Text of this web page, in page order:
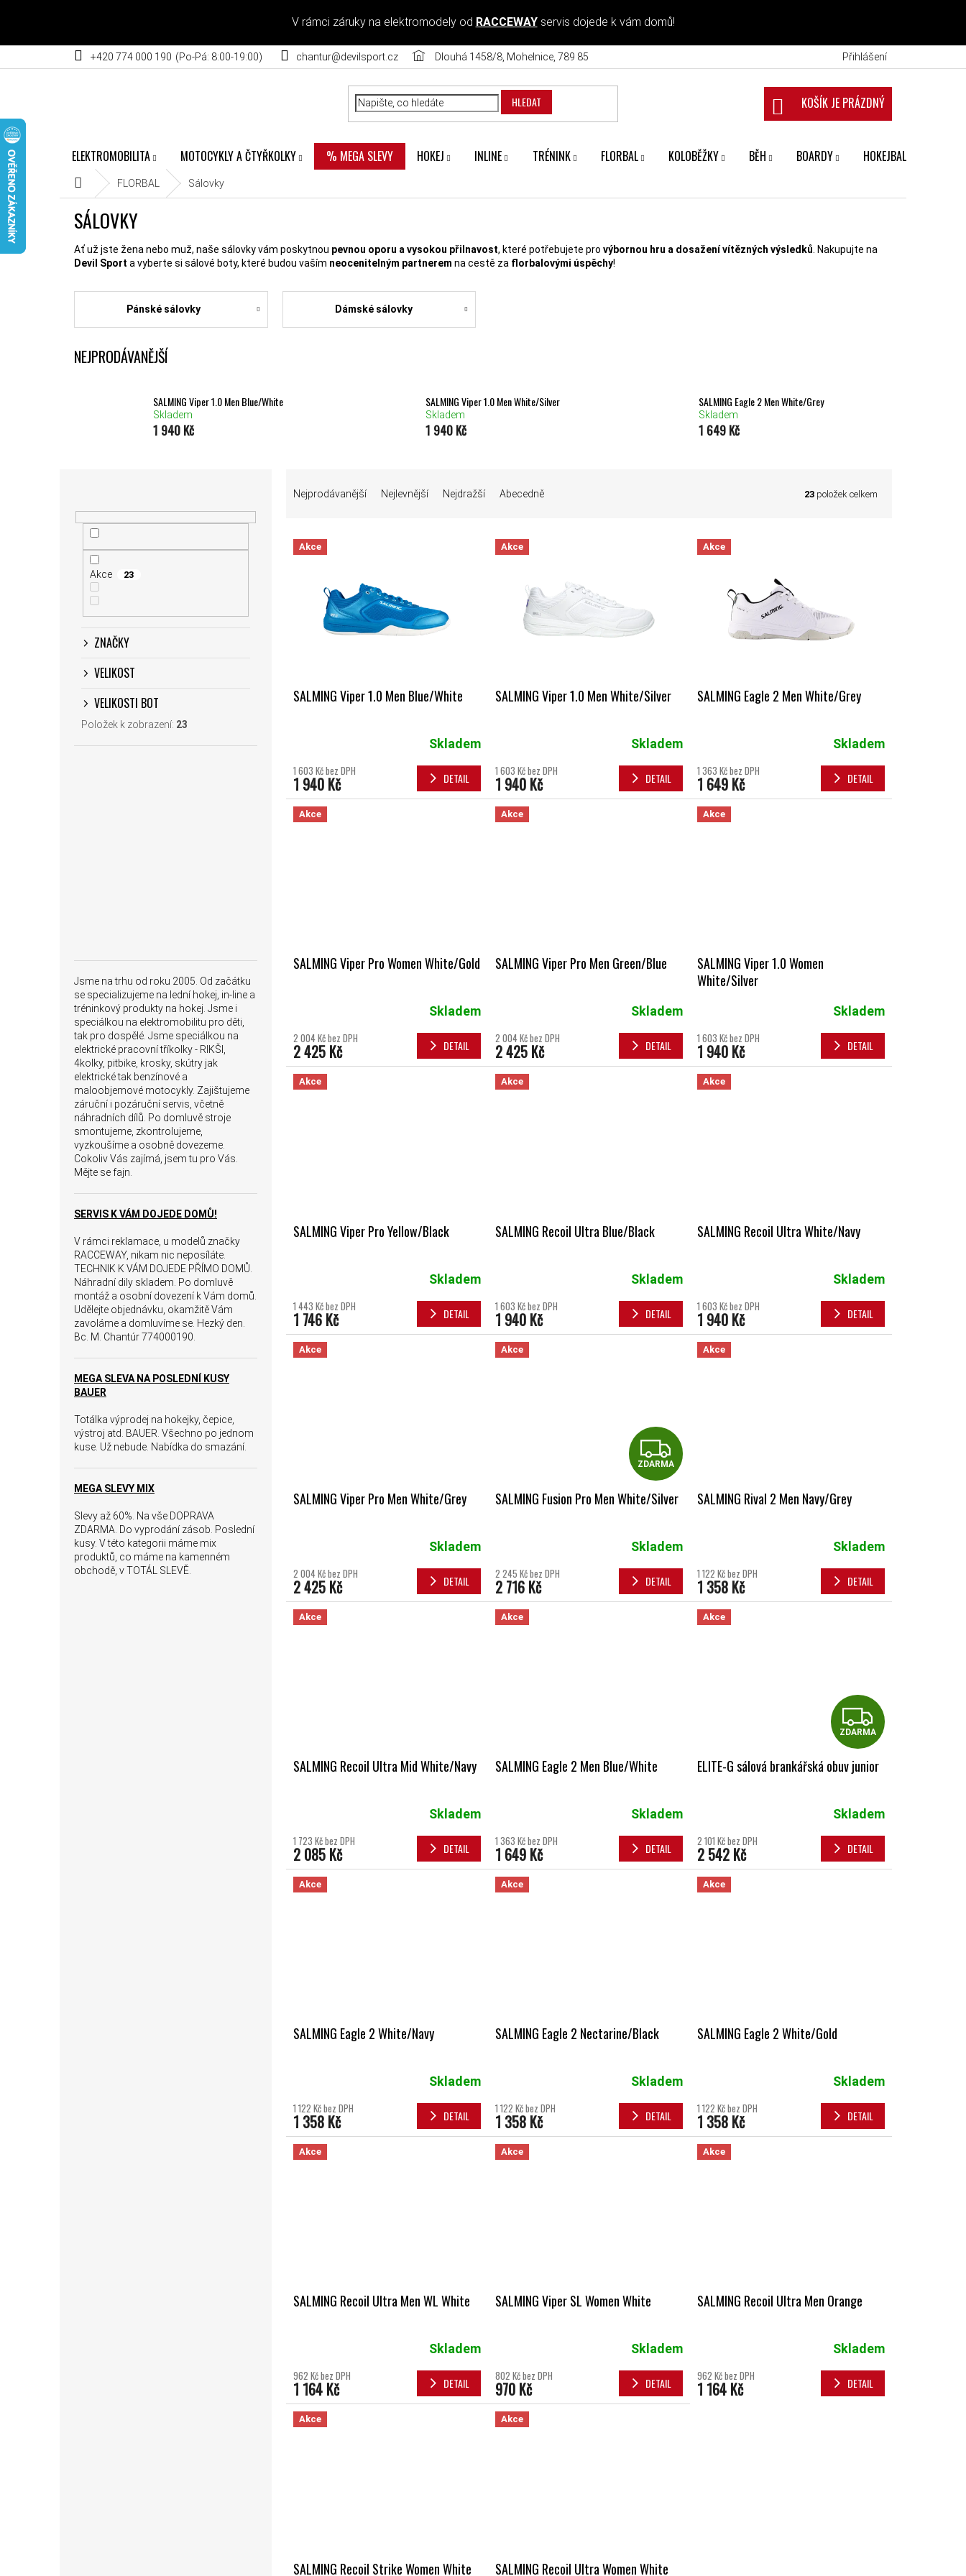
V rámci záruky na elektromodely od RACCEWAYservis dojede k vám domů!
+420 774 000 190 chantur@devilsport.cz Dlouhá 1458/8, Mohelnice, 789 85 Přihlášení
HLEDAT NÁKUPNÍ KOŠÍK
ELEKTROMOBILITA MOTOCYKLY A ČTYŘKOLKY % MEGA SLEVY HOKEJ INLINE TRÉNINK FLORBAL KOLOBĚŽKY BĚH BOARDY HOKEJBAL
Domů FLORBAL Sálovky
SÁLOVKY
Ať už jste žena nebo muž, naše sálovky vám poskytnou pevnou oporu a vysokou přilnavost, které potřebujete pro výbornou hru a dosažení vítězných výsledků. Nakupujte na
Devil Sport a vyberte si sálové boty, které budou vaším neocenitelným partnerem na cestě za florbalovými úspěchy!
Pánské sálovky Dámské sálovky
NEJPRODÁVANĚJŠÍ
SALMING Viper 1.0 Men Blue/White
Skladem
1 940 Kč
SALMING Viper 1.0 Men White/Silver
Skladem
1 940 Kč
SALMING Eagle 2 Men White/Grey
Skladem
1 649 Kč
Akce 23
ZNAČKY
VELIKOST
VELIKOSTI BOT
Položek k zobrazení: 23
Jsme na trhu od roku 2005. Od začátku
se specializujeme na lední hokej, in-line a
tréninkový produkty na hokej. Jsme i
speciálkou na elektromobilitu pro děti,
tak pro dospělé. Jsme speciálkou na
elektrické pracovní tříkolky - RIKŠI,
4kolky, pitbike, krosky, skútry jak
elektrické tak benzínové a
maloobjemové motocykly. Zajištujeme
záruční i pozáruční servis, včetně
náhradních dílů. Po domluvě stroje
smontujeme, zkontrolujeme,
vyzkoušíme a osobně dovezeme.
Cokoliv Vás zajímá, jsem tu pro Vás.
Mějte se fajn.
SERVIS K VÁM DOJEDE DOMŮ!
V rámci reklamace, u modelů značky
RACCEWAY, nikam nic neposíláte.
TECHNIK K VÁM DOJEDE PŘÍMO DOMŮ.
Náhradní dily skladem. Po domluvě
montáž a osobní dovezení k Vám domů.
Udělejte objednávku, okamžitě Vám
zavoláme a domluvíme se. Hezký den.
Bc. M. Chantúr 774000190.
MEGA SLEVA NA POSLEDNÍ KUSY
BAUER
Totálka výprodej na hokejky, čepice,
výstroj atd. BAUER. Všechno po jednom
kuse. Už nebude. Nabídka do smazání.
MEGA SLEVY MIX
Slevy až 60%. Na vše DOPRAVA
ZDARMA. Do vyprodání zásob. Poslední
kusy. V této kategorii máme mix
produktů, co máme na kamenném
obchodě, v TOTÁL SLEVĚ.
Nejprodávanější Nejlevnější Nejdražší Abecedně 23 položek celkem
VÝPIS PRODUKTŮ
Akce
SALMING Viper 1.0 Men Blue/White
Skladem
1 603 Kč bez DPH
1 940 Kč DETAIL
Akce
SALMING Viper 1.0 Men White/Silver
Skladem
1 603 Kč bez DPH
1 940 Kč DETAIL
Akce
SALMING Eagle 2 Men White/Grey
Skladem
1 363 Kč bez DPH
1 649 Kč DETAIL
Akce
SALMING Viper Pro Women White/Gold
Skladem
2 004 Kč bez DPH
2 425 Kč DETAIL
Akce
SALMING Viper Pro Men Green/Blue
Skladem
2 004 Kč bez DPH
2 425 Kč DETAIL
Akce
SALMING Viper 1.0 Women
White/Silver
Skladem
1 603 Kč bez DPH
1 940 Kč DETAIL
Akce
SALMING Viper Pro Yellow/Black
Skladem
1 443 Kč bez DPH
1 746 Kč DETAIL
Akce
SALMING Recoil Ultra Blue/Black
Skladem
1 603 Kč bez DPH
1 940 Kč DETAIL
Akce
SALMING Recoil Ultra White/Navy
Skladem
1 603 Kč bez DPH
1 940 Kč DETAIL
Akce
SALMING Viper Pro Men White/Grey
Skladem
2 004 Kč bez DPH
2 425 Kč DETAIL
Akce
ZDARMA
ZDARMA
SALMING Fusion Pro Men White/Silver
Skladem
2 245 Kč bez DPH
2 716 Kč DETAIL
Akce
SALMING Rival 2 Men Navy/Grey
Skladem
1 122 Kč bez DPH
1 358 Kč DETAIL
Akce
SALMING Recoil Ultra Mid White/Navy
Skladem
1 723 Kč bez DPH
2 085 Kč DETAIL
Akce
SALMING Eagle 2 Men Blue/White
Skladem
1 363 Kč bez DPH
1 649 Kč DETAIL
Akce
ZDARMA
ELITE-G sálová brankářská obuv junior
Skladem
2 101 Kč bez DPH
2 542 Kč DETAIL
Akce
SALMING Eagle 2 White/Navy
Skladem
1 122 Kč bez DPH
1 358 Kč DETAIL
Akce
SALMING Eagle 2 Nectarine/Black
Skladem
1 122 Kč bez DPH
1 358 Kč DETAIL
Akce
SALMING Eagle 2 White/Gold
Skladem
1 122 Kč bez DPH
1 358 Kč DETAIL
Akce
SALMING Recoil Ultra Men WL White
Skladem
962 Kč bez DPH
1 164 Kč DETAIL
Akce
SALMING Viper SL Women White
Skladem
802 Kč bez DPH
970 Kč DETAIL
Akce
SALMING Recoil Ultra Men Orange
Skladem
962 Kč bez DPH
1 164 Kč DETAIL
Akce
SALMING Recoil Strike Women White
Akce
SALMING Recoil Ultra Women White